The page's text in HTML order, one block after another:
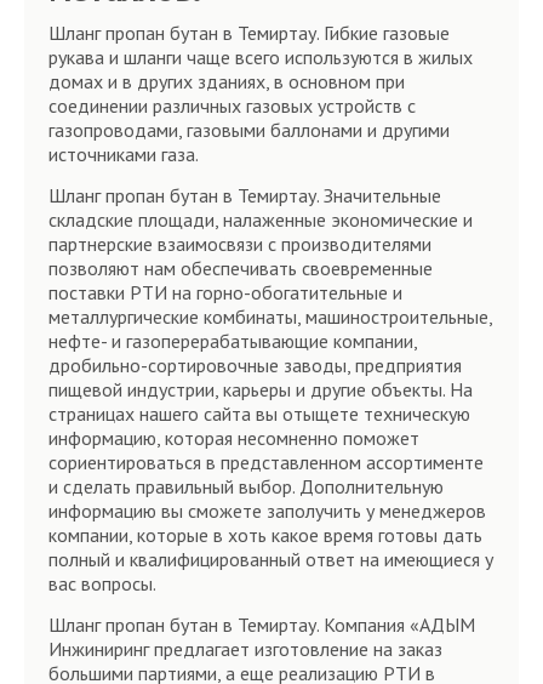
Шланг пропан бутан в Темиртау. Гибкие газовые
рукава и шланги чаще всего используются в жилых
домах и в других зданиях, в основном при
соединении различных газовых устройств с
газопроводами, газовыми баллонами и другими
источниками газа.
Шланг пропан бутан в Темиртау. Значительные
складские площади, налаженные экономические и
партнерские взаимосвязи с производителями
позволяют нам обеспечивать своевременные
поставки РТИ на горно-обогатительные и
металлургические комбинаты, машиностроительные,
нефте- и газоперерабатывающие компании,
дробильно-сортировочные заводы, предприятия
пищевой индустрии, карьеры и другие объекты. На
страницах нашего сайта вы отыщете техническую
информацию, которая несомненно поможет
сориентироваться в представленном ассортименте
и сделать правильный выбор. Дополнительную
информацию вы сможете заполучить у менеджеров
компании, которые в хоть какое время готовы дать
полный и квалифицированный ответ на имеющиеся у
вас вопросы.
Шланг пропан бутан в Темиртау. Компания «АДЫМ
Инжиниринг предлагает изготовление на заказ
большими партиями, а еще реализацию РТИ в